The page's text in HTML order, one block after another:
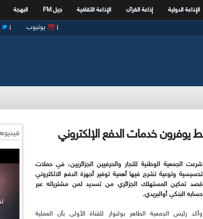
الإذاعة الدولية إذاعة القرآن الإذاعة الثقافية جيل FM البهجة
يوتيوب
شرعت الجمعية الوطنية للتجار والحرفيين الجزائريين، في حملات
تحسيسية وتوعية تشرج فيها أهمية توفير أجهزة الدفع الالكتروني
قصد تمكين المستهلك الجزائري من تسديد ثمن مشترياته عبر
حسابه البنكي أوالبريدي.
وأكد رئيس الجمعية الطاهر بولنوار للقناة الأولى بأن العملية